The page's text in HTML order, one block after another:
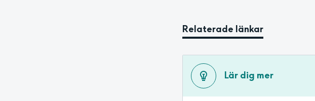
Relaterade länkar
Lär dig mer